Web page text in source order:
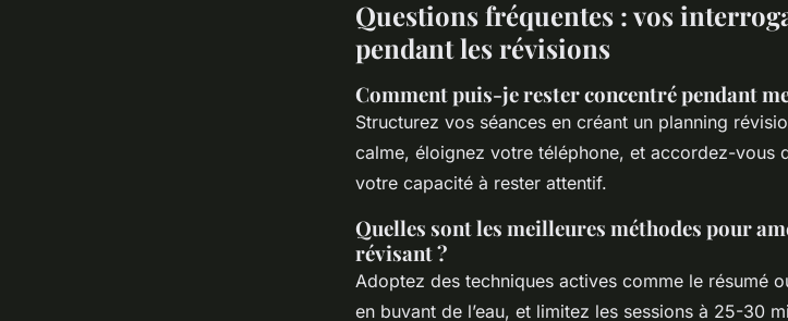
Questions fréquentes : vos
pendant les révisions
Comment puis-je rester concentré pendant
Structurez vos séances en créant un planning
calme, éloignez votre téléphone, et accordez-vous
votre capacité à rester attentif.
Quelles sont les meilleures méthodes pour
révisant ?
Adoptez des techniques actives comme le résumé
en buvant de l’eau, et limitez les sessions à 25-30